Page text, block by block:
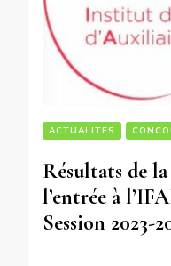
ACTUALITES
Résultats de
l’entrée à
Session 2023-